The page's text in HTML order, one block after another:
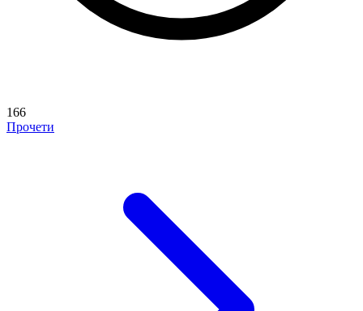
166
Прочети